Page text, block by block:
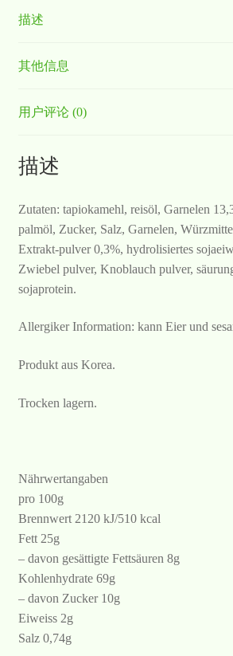
描述
其他信息
用户评论 (0)
描述
Zutaten: tapiokamehl, reisöl, Garnelen
palmöl, Zucker, Salz, Garnelen,
Extrakt-pulver 0,3%, hydrolisiertes
Zwiebel pulver, Knoblauch pulver,
sojaprotein.
Allergiker Information: kann Eier und
Produkt aus Korea.
Trocken lagern.
Nährwertangaben
pro 100g
Brennwert 2120 kJ/510 kcal
Fett 25g
– davon gesättigte Fettsäuren 8g
Kohlenhydrate 69g
– davon Zucker 10g
Eiweiss 2g
Salz 0,74g